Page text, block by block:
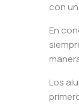
con
En
Los